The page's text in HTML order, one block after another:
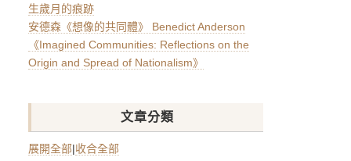
生歲月的痕跡
安德森《想像的共同體》 Benedict Anderson
《Imagined Communities: Reflections on the
Origin and Spread of Nationalism》
文章分類
展開全部|收合全部